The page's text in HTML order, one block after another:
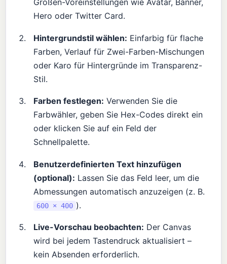
Größen-Voreinstellungen wie Avatar, Banner,
Hero oder Twitter Card.
Hintergrundstil wählen: Einfarbig für flache
Farben, Verlauf für Zwei-Farben-Mischungen
oder Karo für Hintergründe im Transparenz-
Stil.
Farben festlegen: Verwenden Sie die
Farbwähler, geben Sie Hex-Codes direkt ein
oder klicken Sie auf ein Feld der
Schnellpalette.
Benutzerdefinierten Text hinzufügen
(optional): Lassen Sie das Feld leer, um die
Abmessungen automatisch anzuzeigen (z. B.
600 × 400 ).
Live-Vorschau beobachten: Der Canvas
wird bei jedem Tastendruck aktualisiert –
kein Absenden erforderlich.